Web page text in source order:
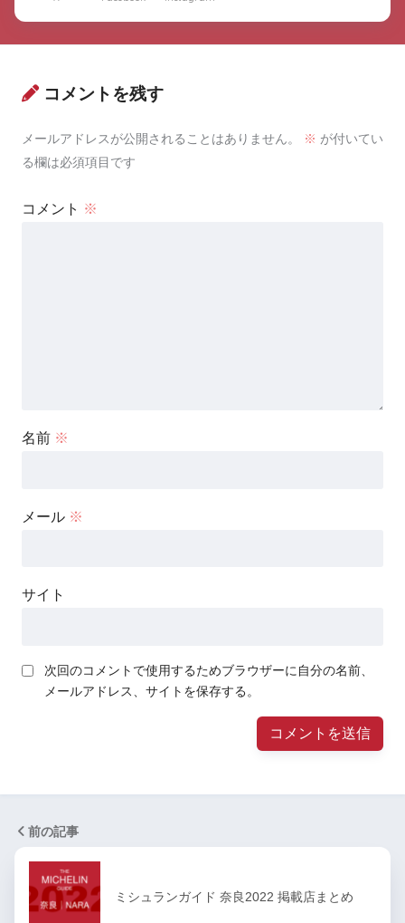
コメントを残す
メールアドレスが公開されることはありません。 ※ が付いてい
る欄は必須項目です
コメント ※
名前 ※
メール ※
サイト
次回のコメントで使用するためブラウザーに自分の名前、
メールアドレス、サイトを保存する。
前の記事
ミシュランガイド 奈良2022 掲載店まとめ